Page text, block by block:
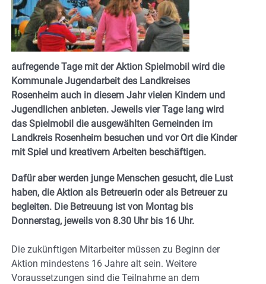
aufregende Tage mit der Aktion Spielmobil wird die
Kommunale Jugendarbeit des Landkreises
Rosenheim auch in diesem Jahr vielen Kindern und
Jugendlichen anbieten. Jeweils vier Tage lang wird
das Spielmobil die ausgewählten Gemeinden im
Landkreis Rosenheim besuchen und vor Ort die Kinder
mit Spiel und kreativem Arbeiten beschäftigen.
Dafür aber werden junge Menschen gesucht, die Lust
haben, die Aktion als Betreuerin oder als Betreuer zu
begleiten. Die Betreuung ist von Montag bis
Donnerstag, jeweils von 8.30 Uhr bis 16 Uhr.
Die zukünftigen Mitarbeiter müssen zu Beginn der
Aktion mindestens 16 Jahre alt sein. Weitere
Voraussetzungen sind die Teilnahme an dem